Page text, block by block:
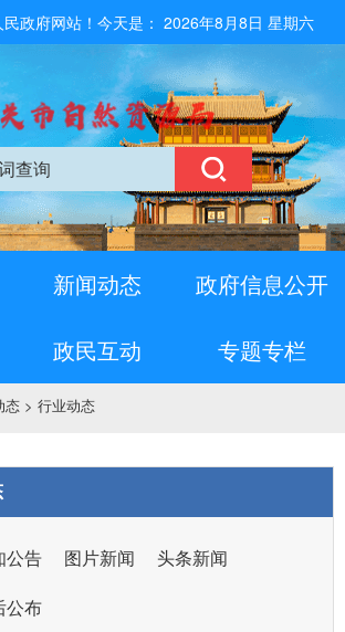
民政府网站！今天是：2026年8月8日 星期六
新闻动态 政府信息公开
政民互动 专题专栏
态 > 行业动态
公告 图片新闻 头条新闻
公布